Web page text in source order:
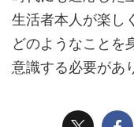
生活者本人が楽し
どのようなことを
意識する必要があ